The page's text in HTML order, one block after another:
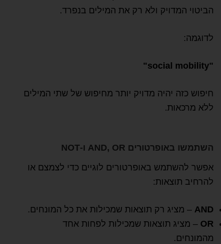
הביטוי המדויק ולא רק את המילים בנפרד.
לדוגמה:
"social mobility"
חיפוש כזה יהיה מדויק יותר מחיפוש של שתי המילים
ללא מרכאות.
השתמשו באופרטורים AND, OR ו-NOT
אפשר להשתמש באופרטורים לוגיים כדי לצמצם או
להרחיב תוצאות:
AND – מציג רק תוצאות שמכילות את כל המונחים.
OR – מציג תוצאות שמכילות לפחות אחד
מהמונחים.